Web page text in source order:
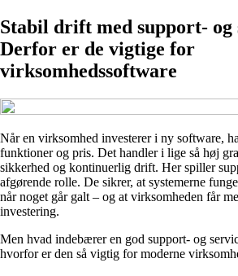
Stabil drift med support-
Derfor er de vigtige for
virksomhedssoftware
Når en virksomhed investerer i ny software,
funktioner og pris. Det handler i lige så høj
sikkerhed og kontinuerlig drift. Her spiller
afgørende rolle. De sikrer, at systemerne
når noget går galt – og at virksomheden får
investering.
Men hvad indebærer en god support- og
hvorfor er den så vigtig for moderne